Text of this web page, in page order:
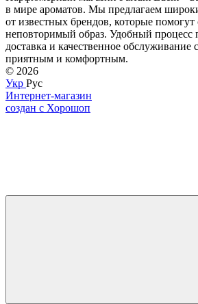
в мире ароматов. Мы предлагаем
от известных брендов, которые помогут
неповторимый образ. Удобный процесс
доставка и качественное
приятным и комфортным.
© 2026
Укр Рус
Интернет-магазин
создан с Хорошоп